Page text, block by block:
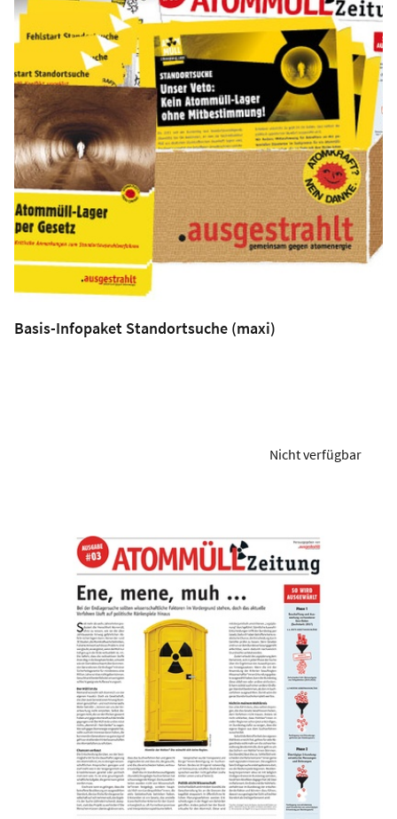
Basis-Infopaket Standortsuche (maxi)
Nicht verfügbar